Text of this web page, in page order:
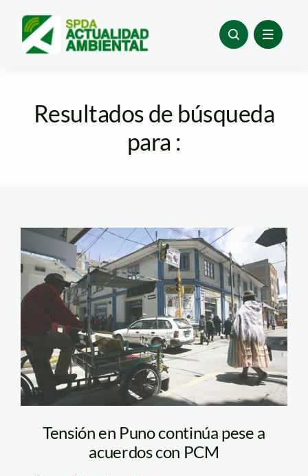
content
Resultados de búsqueda
para :
puno_protesta_andina
Tensión en Puno continúa pese a
acuerdos con PCM